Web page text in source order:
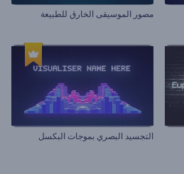
مصور الموسيقى الخارق للطبيعة
التجسيد البصري بموجات البكسل